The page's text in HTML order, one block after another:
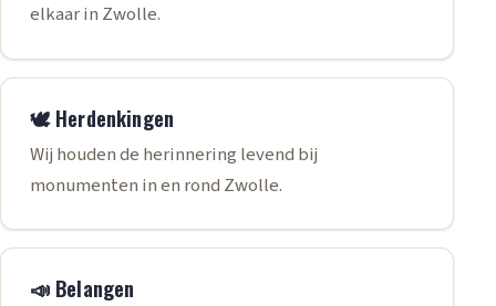
elkaar in Zwolle.
🕊️ Herdenkingen
Wij houden de herinnering levend bij
monumenten in en rond Zwolle.
📣 Belangen